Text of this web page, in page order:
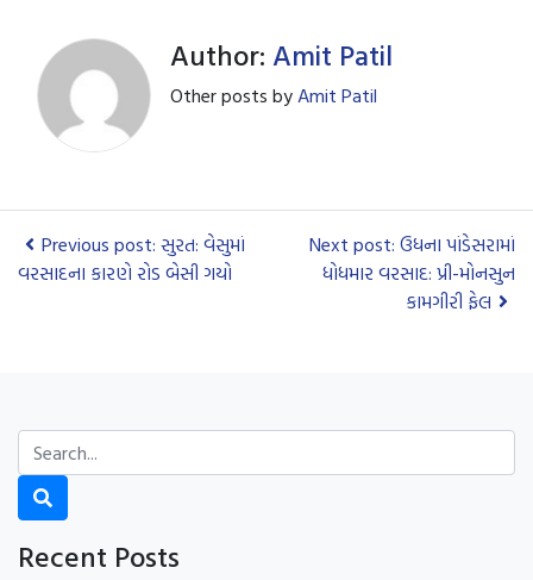
Author: Amit Patil
Other posts byAmit Patil
Previous post: સુરત: વેસુમાં
વરસાદના કારણે રોડ બેસી ગયો
Next post: ઉધના પાંડેસરામાં
ધોધમાર વરસાદ: પ્રી-મોનસુન
કામગીરી ફેલ
Recent Posts